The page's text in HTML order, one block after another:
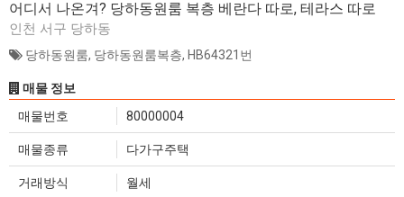
어디서 나온겨? 당하동원룸 복층 베란다 따로, 테라스 따로
인천 서구 당하동
당하동원룸, 당하동원룸복층, HB64321번
매물 정보
매물번호
80000004
매물종류 다가구주택
거래방식 월세